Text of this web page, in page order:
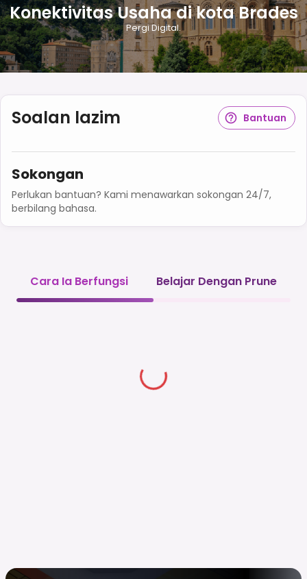
Konektivitas Usaha di kota Brades
Pergi Digital.
Soalan lazim Bantuan
Sokongan
Perlukan bantuan? Kami menawarkan sokongan 24/7,
berbilang bahasa.
Cara Ia Berfungsi Belajar Dengan Prune